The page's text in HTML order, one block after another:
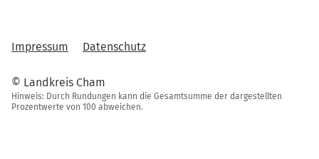
Impressum Datenschutz
© Landkreis Cham
Hinweis: Durch Rundungen kann die Gesamtsumme der dargestellten
Prozentwerte von 100 abweichen.